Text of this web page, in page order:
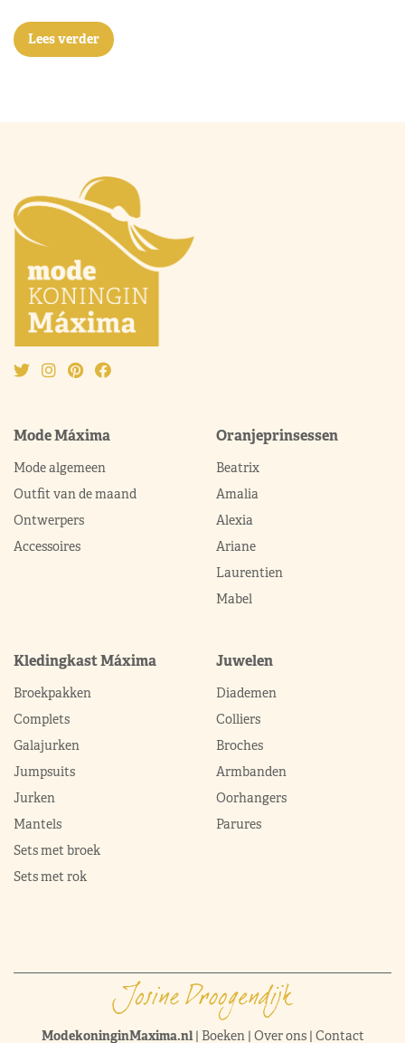
Lees verder
Mode Máxima
Mode algemeen
Outfit van de maand
Ontwerpers
Accessoires
Oranjeprinsessen
Beatrix
Amalia
Alexia
Ariane
Laurentien
Mabel
Kledingkast Máxima
Broekpakken
Complets
Galajurken
Jumpsuits
Jurken
Mantels
Sets met broek
Sets met rok
Juwelen
Diademen
Colliers
Broches
Armbanden
Oorhangers
Parures
ModekoninginMaxima.nl| Boeken| Over ons| Contact